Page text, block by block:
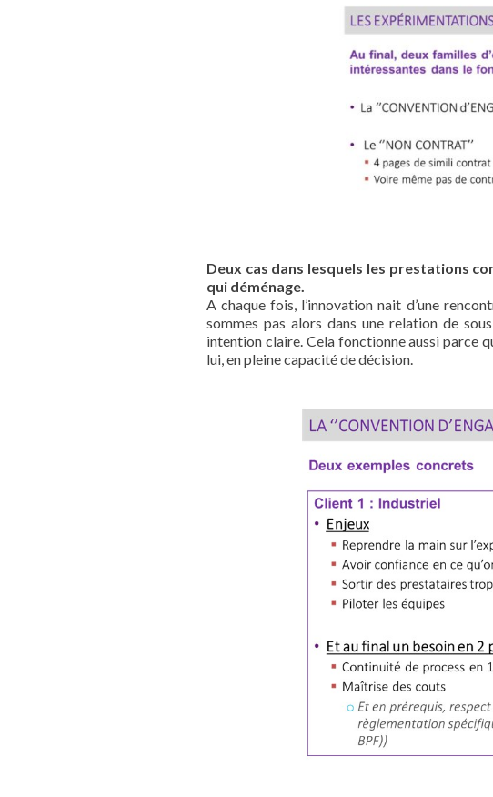
Deux cas dans lesquels les prestations
qui déménage.
A chaque fois, l’innovation nait d’une
sommes pas alors dans une relation de
intention claire. Cela fonctionne aussi parce
lui, en pleine capacité de décision.